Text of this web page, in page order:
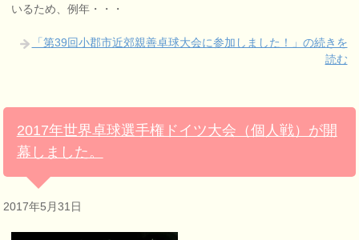
いるため、例年・・・
「第39回小郡市近郊親善卓球大会に参加しました！」の続きを
読む
2017年世界卓球選手権ドイツ大会（個人戦）が開
幕しました。
2017年5月31日